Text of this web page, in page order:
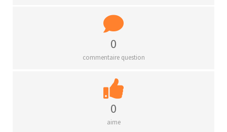
0
commentaire question
0
aime